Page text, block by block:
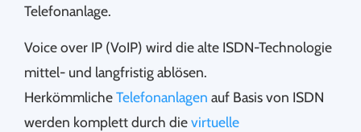
Telefonanlage.
Voice over IP (VoIP) wird die alte ISDN-Technologie
mittel- und langfristig ablösen.
HerkömmlicheTelefonanlagen auf Basis von ISDN
werden komplett durch dievirtuelle